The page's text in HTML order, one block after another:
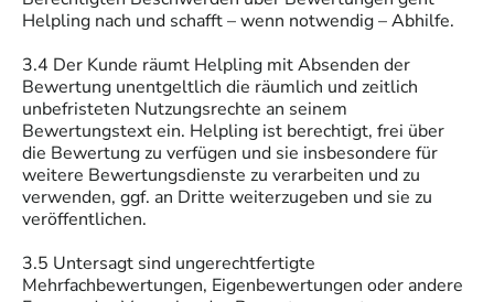
Helpling nach und schafft – wenn notwendig – Abhilfe.
3.4 Der Kunde räumt Helpling mit Absenden der
Bewertung unentgeltlich die räumlich und zeitlich
unbefristeten Nutzungsrechte an seinem
Bewertungstext ein. Helpling ist berechtigt, frei über
die Bewertung zu verfügen und sie insbesondere für
weitere Bewertungsdienste zu verarbeiten und zu
verwenden, ggf. an Dritte weiterzugeben und sie zu
veröffentlichen.
3.5 Untersagt sind ungerechtfertigte
Mehrfachbewertungen, Eigenbewertungen oder andere